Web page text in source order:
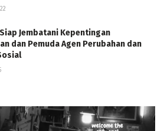
Jembatani Kepentingan
dan Pemuda Agen Perubahan dan